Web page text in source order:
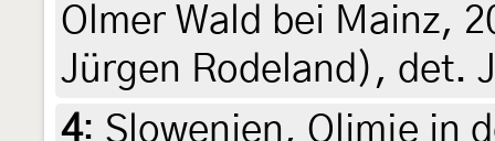
Olmer Wald bei Mainz,
Jürgen Rodeland), det.
4: Slowenien, Olimje in